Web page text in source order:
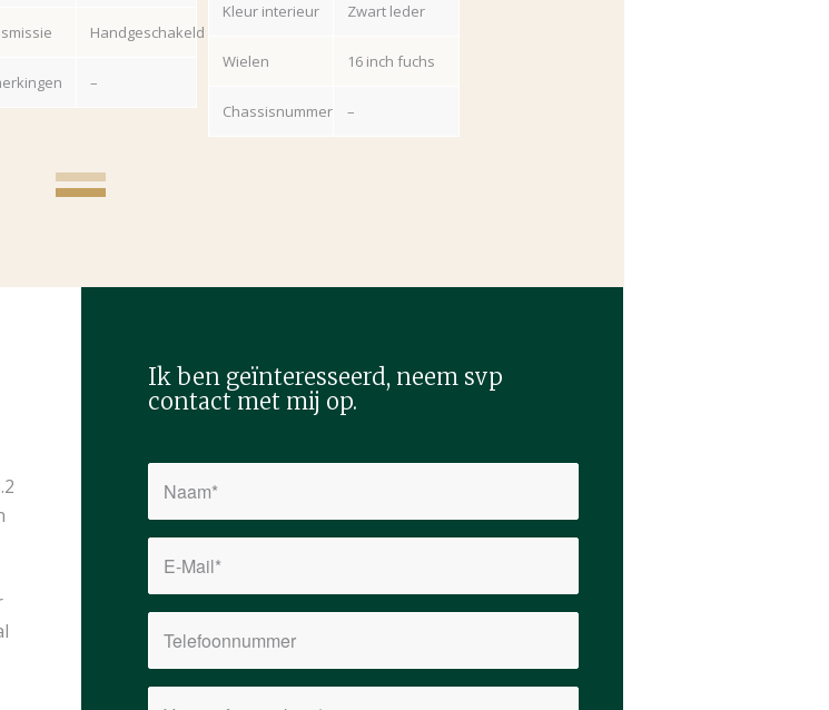
Handgeschakeld
–
Kleur interieur Zwart leder
Wielen 16 inch fuchs
Chassisnummer –
Ik ben geïnteresseerd, neem svp
contact met mij op.